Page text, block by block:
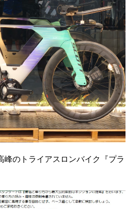
峰のトライアスロンバイク『プラ